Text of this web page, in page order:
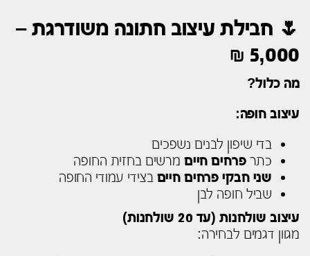
🌷 חבילת עיצוב חתונה משודרגת –
5,000 ₪
מה כלול?
עיצוב חופה:
בדי שיפון לבנים נשפכים
כתר פרחים חיים מרשים בחזית החופה
שני חבקי פרחים חיים בצידי עמודי החופה
שביל חופה לבן
עיצוב שולחנות (עד 20 שולחנות)
מגוון דגמים לבחירה: